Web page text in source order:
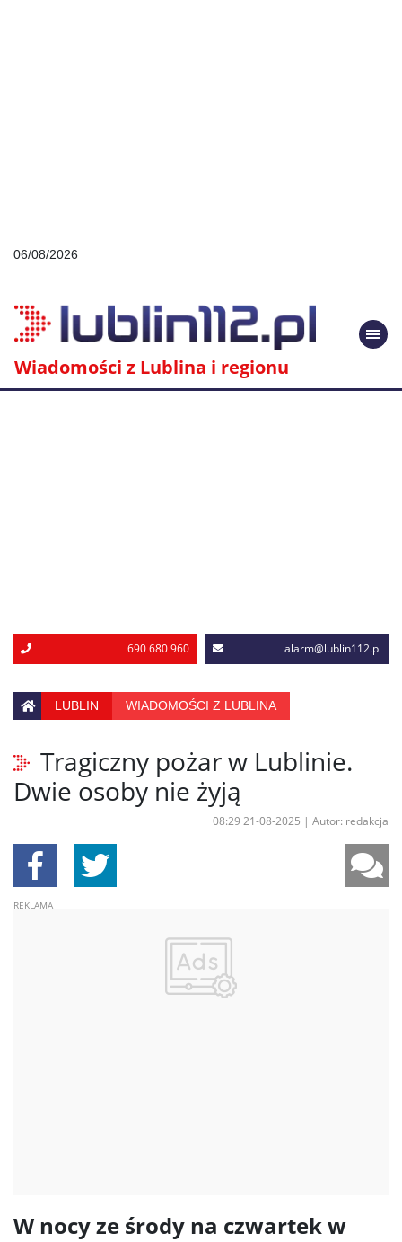
06/08/2026
Wiadomości z Lublina i regionu
690 680 960 alarm@lublin112.pl
LUBLIN WIADOMOŚCI Z LUBLINA
Tragiczny pożar w Lublinie.
Dwie osoby nie żyją
08:29 21-08-2025 | Autor: redakcja
W nocy ze środy na czwartek w